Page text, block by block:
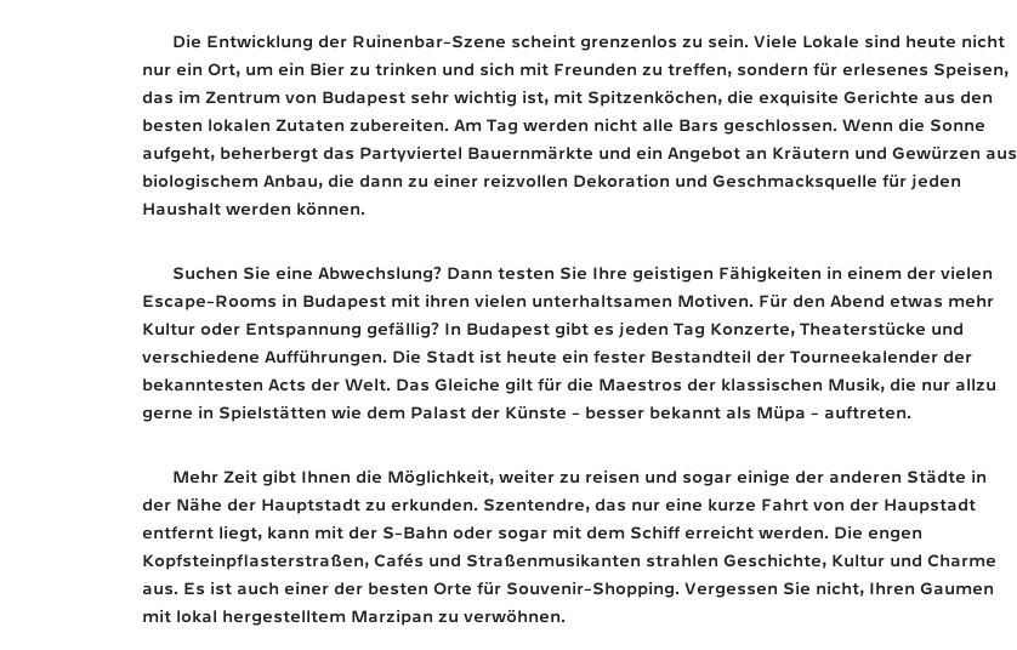
Die Entwicklung der Ruinenbar-Szene scheint grenzenlos zu sein. Viele Lokale sind heute nicht
nur ein Ort, um ein Bier zu trinken und sich mit Freunden zu treffen, sondern für erlesenes Speisen,
das im Zentrum von Budapest sehr wichtig ist, mit Spitzenköchen, die exquisite Gerichte aus den
besten lokalen Zutaten zubereiten. Am Tag werden nicht alle Bars geschlossen. Wenn die Sonne
aufgeht, beherbergt das Partyviertel Bauernmärkte und ein Angebot an Kräutern und Gewürzen aus
biologischem Anbau, die dann zu einer reizvollen Dekoration und Geschmacksquelle für jeden
Haushalt werden können.
Suchen Sie eine Abwechslung? Dann testen Sie Ihre geistigen Fähigkeiten in einem der vielen
Escape-Rooms in Budapest mit ihren vielen unterhaltsamen Motiven. Für den Abend etwas mehr
Kultur oder Entspannung gefällig? In Budapest gibt es jeden Tag Konzerte, Theaterstücke und
verschiedene Aufführungen. Die Stadt ist heute ein fester Bestandteil der Tourneekalender der
bekanntesten Acts der Welt. Das Gleiche gilt für die Maestros der klassischen Musik, die nur allzu
gerne in Spielstätten wie dem Palast der Künste - besser bekannt als Müpa - auftreten.
Mehr Zeit gibt Ihnen die Möglichkeit, weiter zu reisen und sogar einige der anderen Städte in
der Nähe der Hauptstadt zu erkunden. Szentendre, das nur eine kurze Fahrt von der Haupstadt
entfernt liegt, kann mit der S-Bahn oder sogar mit dem Schiff erreicht werden. Die engen
Kopfsteinpflasterstraßen, Cafés und Straßenmusikanten strahlen Geschichte, Kultur und Charme
aus. Es ist auch einer der besten Orte für Souvenir-Shopping. Vergessen Sie nicht, Ihren Gaumen
mit lokal hergestelltem Marzipan zu verwöhnen.